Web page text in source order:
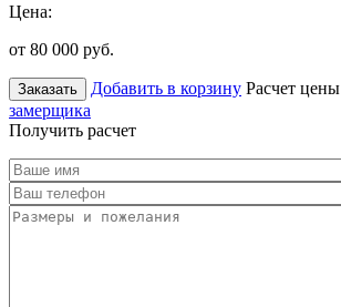
Цена:
от 80 000 руб.
Заказать Добавить в корзину Расчет цены
замерщика
Получить расчет